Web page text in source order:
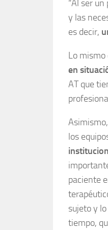
“Al ser
y las
es decir,
Lo mismo
en
AT que
los
paciente
sujeto y
tiempo,